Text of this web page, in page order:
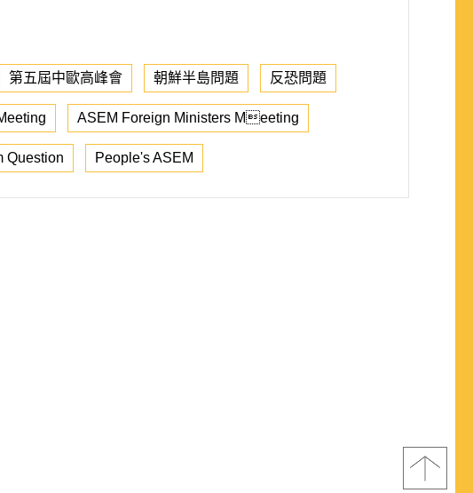
第五屆中歐高峰會 朝鮮半島問題 反恐問題
ASEM Foreign Ministers Meeting
Question People's ASEM